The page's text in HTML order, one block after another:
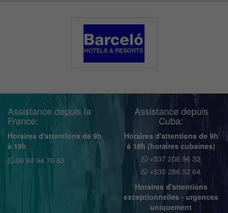
Assistance depuis la
France:
Horaires d'attentions de 9h
à 19h
06 84 94 76 83
Assistance depuis
Cuba:
Horaires d'attentions de 9h
à 18h (horaires cubaines)
+537 206 96 32
+535 286 52 64
Horaires d'attentions
exceptionnelles - urgences
uniquement